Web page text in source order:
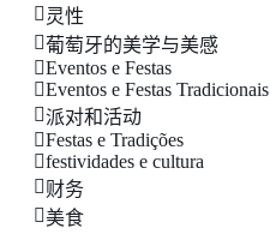
灵性
葡萄牙的美学与美感
Eventos e Festas
Eventos e Festas Tradicionais
派对和活动
Festas e Tradições
festividades e cultura
财务
美食